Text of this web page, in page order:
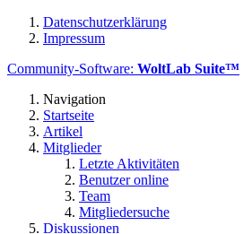
Datenschutzerklärung
Impressum
Community-Software: WoltLab Suite™
Navigation
Startseite
Artikel
Mitglieder
Letzte Aktivitäten
Benutzer online
Team
Mitgliedersuche
Diskussionen